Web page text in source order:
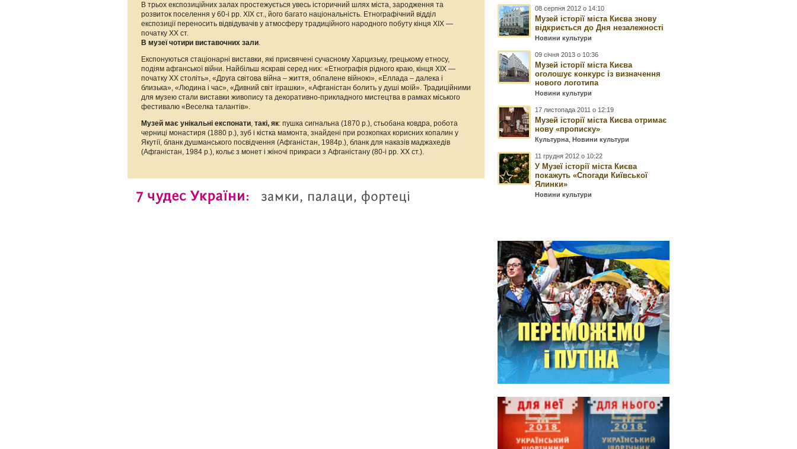
В трьох експозиційних залах простежується увесь історичний шлях міста, зародження та
розвиток поселення у 60-і рр. XIX ст., його багато національність. Етнографічний відділ
експозиції переносить відвідувачів у атмосферу традиційного народного побуту кінця XIX —
початку XX ст.
В музеї чотири виставочних зали.
Експонуються стаціонарні виставки, які присвячені сучасному Харцизьку, грецькому етносу,
подіям афганської війни. Найбільш яскраві серед них: «Етнографія рідного краю, кінця ХIХ —
початку ХХ століть», «Друга світова війна – життя, обпалене війною», «Еллада – далека і
близька», «Людина і час», «Дивний світ іграшки», «Афганістан болить у душі моїй». Традиційними
для музею стали виставки живопису та декоративно-прикладного мистецтва в рамках міського
фестивалю «Веселка талантів».
Музей має унікальні експонати,такі, як: пушка сигнальна (1870 р.), стьобана ковдра, робота
черниці монастиря (1880 р.), зуб і кістка мамонта, знайдені при розкопках корисних копалин у
Якутії, бланк душманського посвідчення (Афганістан, 1984р.), бланк для наказів маджахедів
(Афганістан, 1984 р.), кольє з монет і жіночі прикраси з Афганістану (80-і рр. ХХ ст.).
08 серпня 2012 о 14:10
Музей історії міста Києва знову
відкриється до Дня незалежності
Новини культури
09 січня 2013 о 10:36
Музей історії міста Києва
оголошує конкурс із визначення
нового логотипа
Новини культури
17 листопада 2011 о 12:19
Музей історії міста Києва отримає
нову «прописку»
Культурна ,Новини культури
11 грудня 2012 о 10:22
У Музеї історії міста Києва
покажуть «Спогади Київської
Ялинки»
Новини культури